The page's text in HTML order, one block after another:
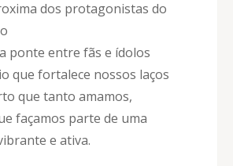
dos protagonistas do
ponte entre fãs e ídolos
que fortalece nossos laços
que tanto amamos,
façamos parte de uma
e ativa.